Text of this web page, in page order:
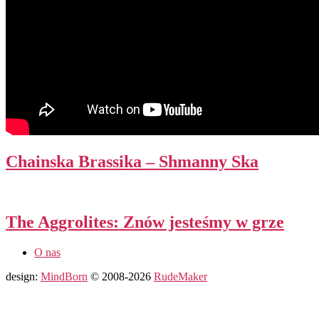
Chainska Brassika – Shmanny Ska
The Aggrolites: Znów jesteśmy w grze
O nas
design: MindBorn © 2008-2026 RudeMaker